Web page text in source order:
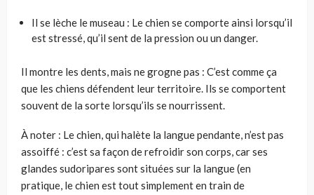
Il se lèche le museau : Le chien se comporte ainsi lorsqu’il
est stressé, qu’il sent de la pression ou un danger.
Il montre les dents, mais ne grogne pas : C’est comme ça
que les chiens défendent leur territoire. Ils se comportent
souvent de la sorte lorsqu’ils se nourrissent.
À noter : Le chien, qui halète la langue pendante, n’est pas
assoiffé : c’est sa façon de refroidir son corps, car ses
glandes sudoripares sont situées sur la langue (en
pratique, le chien est tout simplement en train de